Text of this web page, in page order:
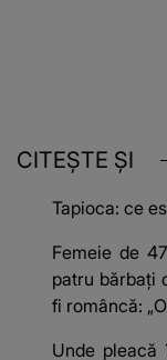
CITEȘTE ȘI
Tapioca: ce
Femeie de
patru bărbați
fi româncă:
Unde